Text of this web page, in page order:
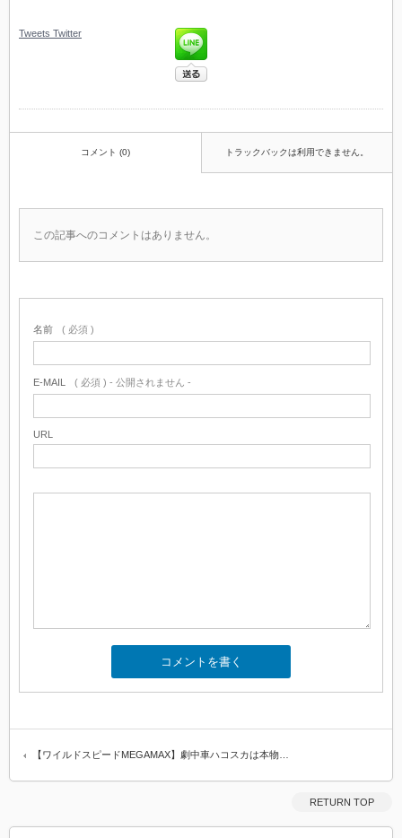
Tweets Twitter
コメント (0) トラックバックは利用できません。
この記事へのコメントはありません。
名前 ( 必須 )
E-MAIL ( 必須 ) - 公開されません -
URL
【ワイルドスピードMEGAMAX】劇中車ハコスカは本物…
RETURN TOP